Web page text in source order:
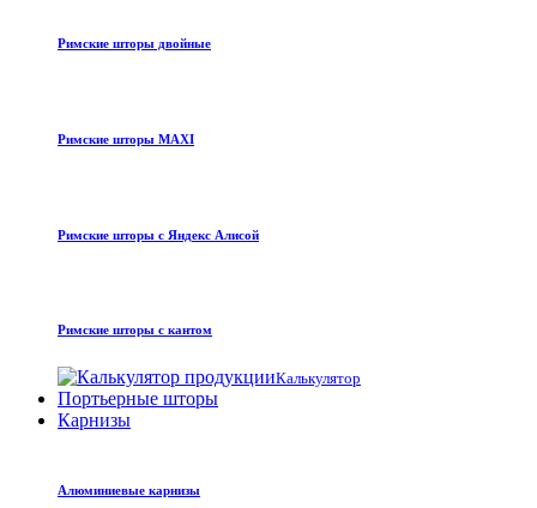
Римские шторы двойные
Римские шторы MAXI
Римские шторы с Яндекс Алисой
Римские шторы с кантом
Калькулятор
Портьерные шторы
Карнизы
Алюминиевые карнизы